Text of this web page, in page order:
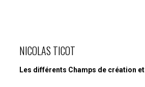
NICOLAS TICOT
Les différents Champs de création